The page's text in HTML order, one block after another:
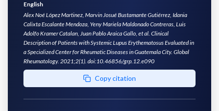
English
Alex Noé López Martinez, Marvin Josué Bustamante Gutiérrez, Idania
Calixta Escalante Mendoza, Yeny Mariela Maldonado Contreras, Luis
Adolfo Kramer Catalan, Juan Pablo Araica Gallo, et al. Clinical
Description of Patients with Systemic Lupus Erythematosus Evaluated in
a Specialized Center for Rheumatic Diseases in Guatemala City. Global
Rheumatology. 2021;2(1). doi:10.46856/grp.12.e090
Copy citation